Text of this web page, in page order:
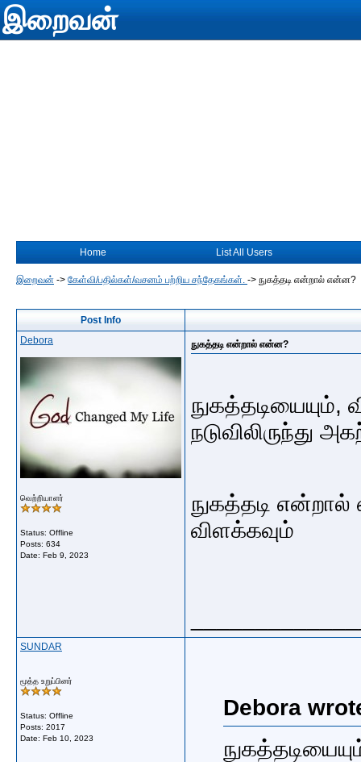
இறைவன்
Home List All Users
இறைவன் -> கேள்வி/பதில்கள்/வசனம் பற்றிய சந்தேகங்கள். -> நுகத்தடி என்றால் என்ன?
Post Info
Debora
வெற்றியாளர்
Status: Offline
Posts: 634
Date: Feb 9, 2023
நுகத்தடி என்றால் என்ன?
நுகத்தடியையும்,
நடுவிலிருந்து
நுகத்தடி
விளக்கவும்
SUNDAR
மூத்த உறுப்பினர்
Status: Offline
Posts: 2017
Date: Feb 10, 2023
Debora